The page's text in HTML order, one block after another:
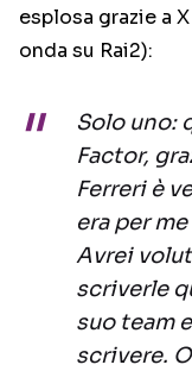
esplosa grazie a
onda su Rai2):
Solo uno:
Factor,
Ferreri è
era per
Avrei
scriverle
suo team
scrivere.